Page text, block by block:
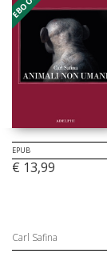
EPUB
€ 13,99
Carl Safina